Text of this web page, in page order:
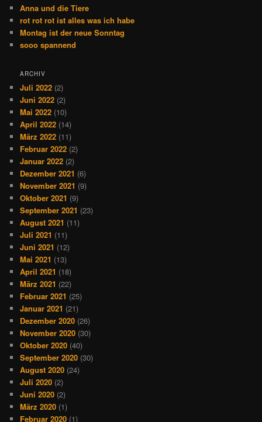
Anna und die Tiere
rot rot rot ist alles was ich habe
Montag ist der neue Sonntag
sooo spannend
ARCHIV
Juli 2022 (2)
Juni 2022 (2)
Mai 2022 (10)
April 2022 (14)
März 2022 (11)
Februar 2022 (2)
Januar 2022 (2)
Dezember 2021 (6)
November 2021 (9)
Oktober 2021 (9)
September 2021 (23)
August 2021 (11)
Juli 2021 (11)
Juni 2021 (12)
Mai 2021 (13)
April 2021 (18)
März 2021 (22)
Februar 2021 (25)
Januar 2021 (21)
Dezember 2020 (26)
November 2020 (30)
Oktober 2020 (40)
September 2020 (30)
August 2020 (24)
Juli 2020 (2)
Juni 2020 (2)
März 2020 (1)
Februar 2020 (1)